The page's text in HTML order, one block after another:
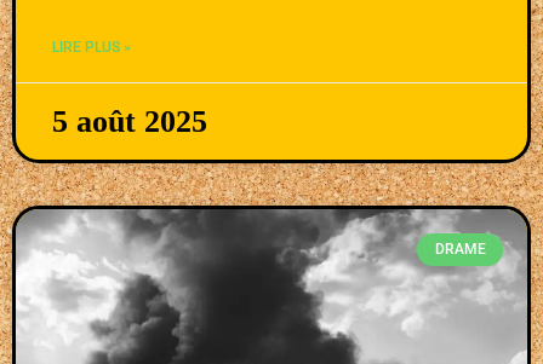
LIRE PLUS »
5 août 2025
DRAME